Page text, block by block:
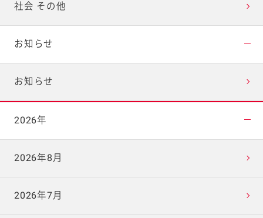
社会 その他
お知らせ
お知らせ
2026年
2026年8月
2026年7月